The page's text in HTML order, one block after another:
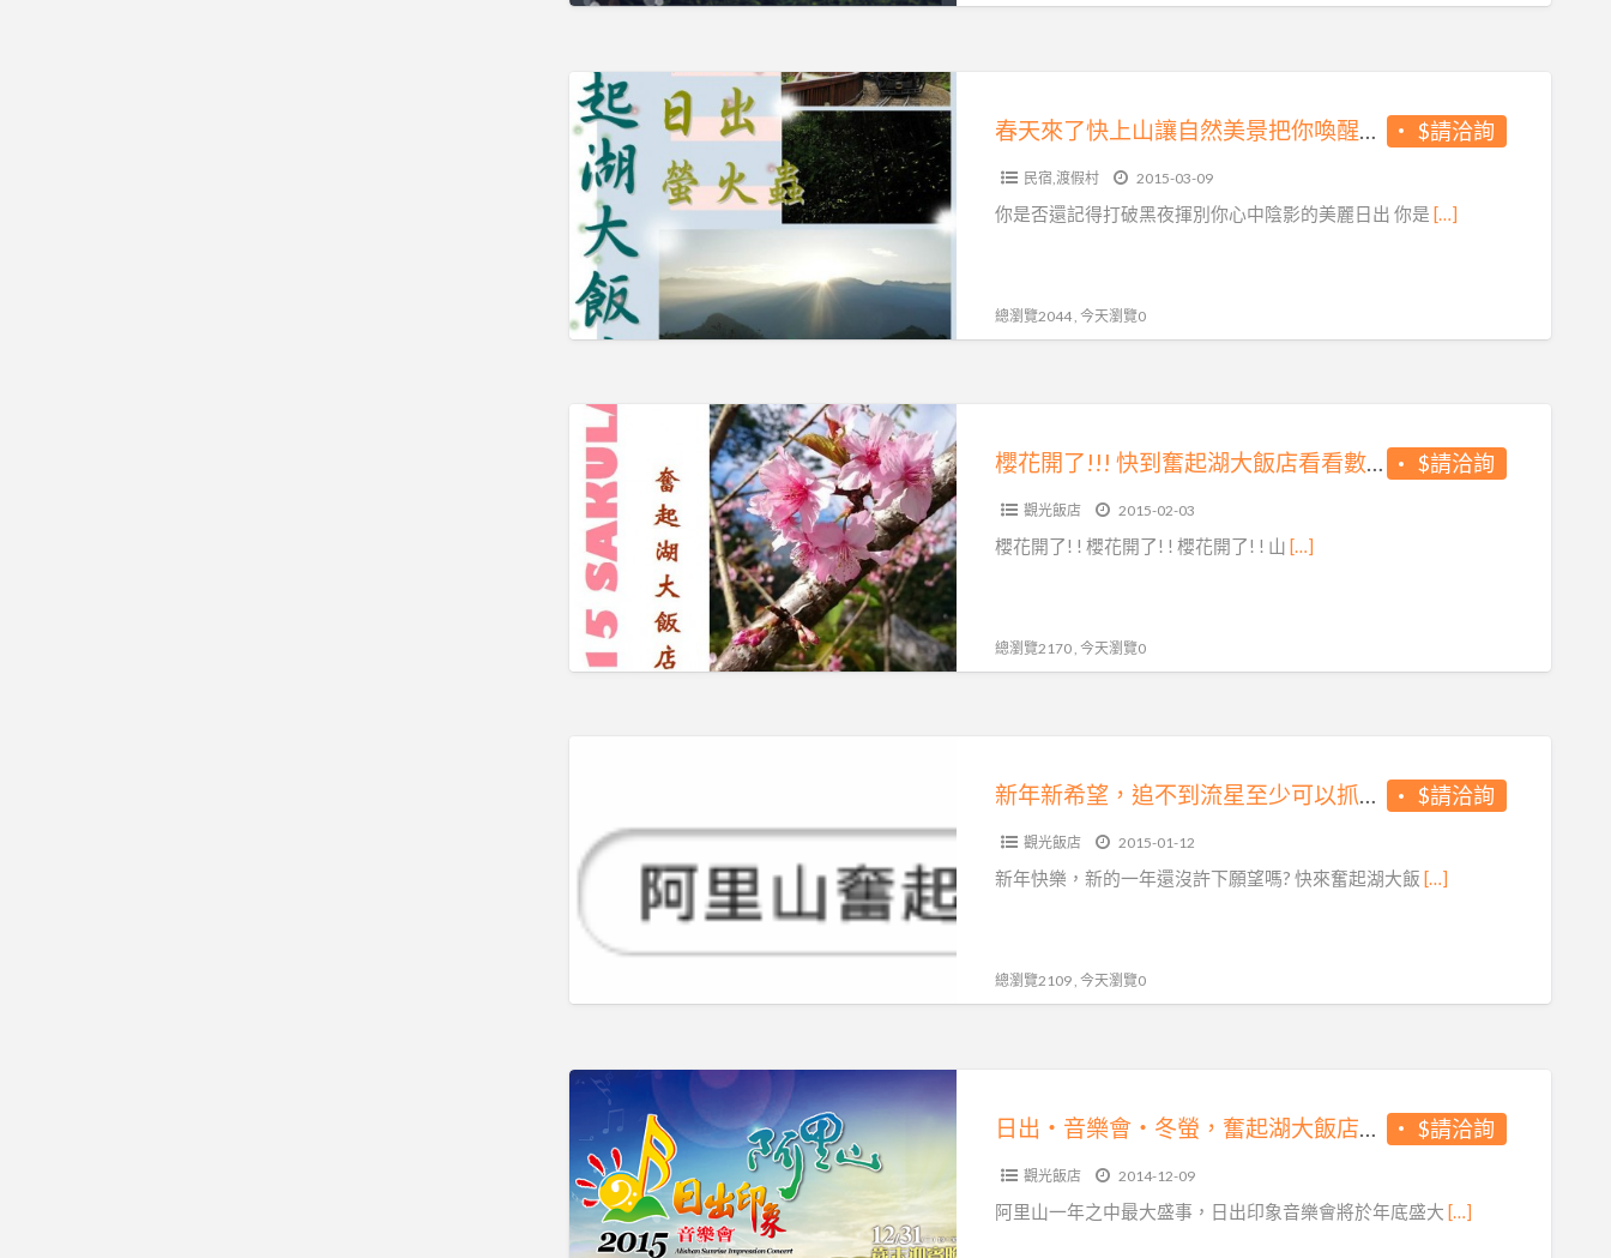
之
里
山
奮
湖
飯
店
春
天
來
了
上
山
讓
自
美
景
把
你
喚
醒
吧，
簡
單
起
大
$請洽詢
春天來了快上山讓自然美景把你喚醒吧，簡單感動就在奮起湖大飯店。
民宿,渡假村 2015-03-09
你是否還記得打破黑夜揮別你心中陰影的美麗日出 你是 […]
總瀏覽2044 , 今天瀏覽0
花
開
了!!!
快
到
奮
湖
數
便
美
櫻
林
吧
$請洽詢
櫻花開了!!! 快到奮起湖大飯店看看數大便是美的櫻花林吧
觀光飯店 2015-02-03
櫻花開了! ! 櫻花開了! ! 櫻花開了! ! 山 […]
總瀏覽2170 , 今天瀏覽0
希
望，
追
流
至
可
以
抓
住
$請洽詢
新年新希望，追不到流星至少可以抓住小小微光，奮起湖大飯店螢火蟲季
觀光飯店 2015-01-12
新年快樂，新的一年還沒許下願望嗎? 快來奮起湖大飯 […]
總瀏覽2109 , 今天瀏覽0
日
出‧
音
樂
會‧
冬
$請洽詢
日出‧音樂會‧冬螢，奮起湖大飯店邀請您一同見證深刻的感動
觀光飯店 2014-12-09
阿里山一年之中最大盛事，日出印象音樂會將於年底盛大 […]